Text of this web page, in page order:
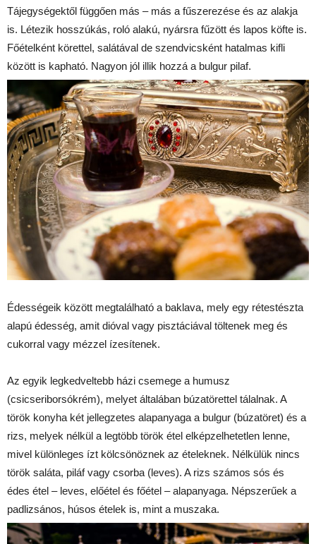
Tájegységektől függően más – más a fűszerezése és az alakja
is. Létezik hosszúkás, roló alakú, nyársra fűzött és lapos köfte is.
Főételként körettel, salátával de szendvicsként hatalmas kifli
között is kapható. Nagyon jól illik hozzá a bulgur pilaf.
Édességeik között megtalálható a baklava, mely egy rétestészta
alapú édesség, amit dióval vagy pisztáciával töltenek meg és
cukorral vagy mézzel ízesítenek.
Az egyik legkedveltebb házi csemege a humusz
(csicseriborsókrém), melyet általában búzatörettel tálalnak. A
török konyha két jellegzetes alapanyaga a bulgur (búzatöret) és a
rizs, melyek nélkül a legtöbb török étel elképzelhetetlen lenne,
mivel különleges ízt kölcsönöznek az ételeknek. Nélkülük nincs
török saláta, piláf vagy csorba (leves). A rizs számos sós és
édes étel – leves, előétel és főétel – alapanyaga. Népszerűek a
padlizsános, húsos ételek is, mint a muszaka.